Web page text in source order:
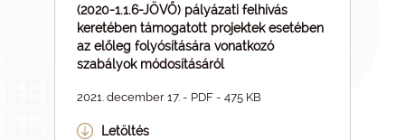
(2020-1.1.6-JÖVŐ) pályázati felhívás
keretében támogatott projektek esetében
az előleg folyósítására vonatkozó
szabályok módosításáról
2021. december 17. - PDF - 475 KB
Letöltés